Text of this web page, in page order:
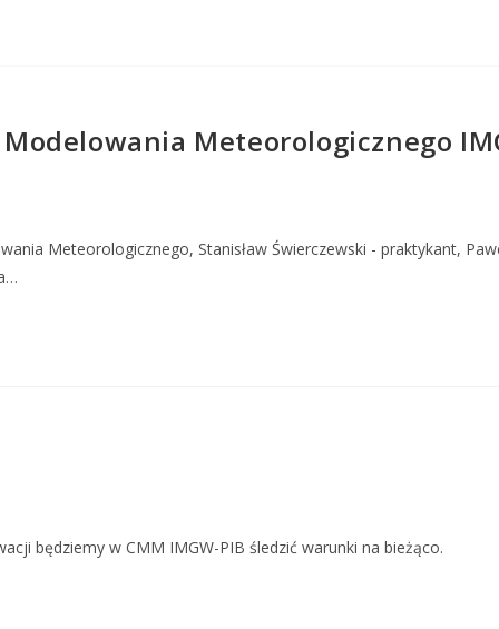
Meteorologicznego
Meteorologicznego, Stanisław Świerczewski - praktykant,
będziemy w CMM IMGW-PIB śledzić warunki na bieżąco.